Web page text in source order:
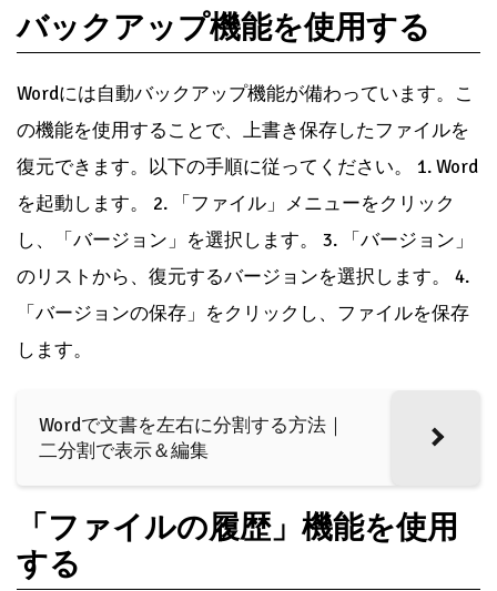
バックアップ機能を使用する
Wordには自動バックアップ機能が備わっています。こ
の機能を使用することで、上書き保存したファイルを
復元できます。以下の手順に従ってください。 1. Word
を起動します。 2. 「ファイル」メニューをクリック
し、「バージョン」を選択します。 3. 「バージョン」
のリストから、復元するバージョンを選択します。 4.
「バージョンの保存」をクリックし、ファイルを保存
します。
Wordで文書を左右に分割する方法｜
二分割で表示＆編集
「ファイルの履歴」機能を使用
する